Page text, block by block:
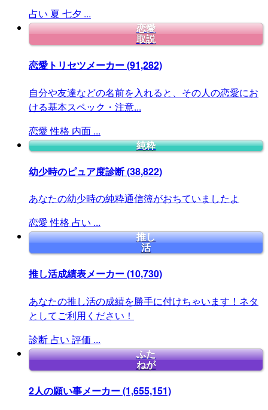
占い 夏 七夕 ...
恋愛
取説
恋愛トリセツメーカー(91,282)
自分や友達などの名前を入れると、その人の恋愛にお
ける基本スペック・注意...
恋愛 性格 内面 ...
純粋
幼少時のピュア度診断(38,822)
あなたの幼少時の純粋通信簿がおちていましたよ
恋愛 性格 占い ...
推し
活
推し活成績表メーカー(10,730)
あなたの推し活の成績を勝手に付けちゃいます！ネタ
としてご利用ください！
診断 占い 評価 ...
ふた
ねが
2人の願い事メーカー(1,655,151)